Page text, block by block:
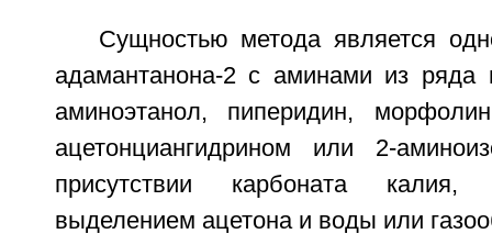
Сущностью метода является
адамантанона-2 с аминами из ряда
аминоэтанол, пиперидин,
ацетонциангидрином или 2-
присутствии карбоната калия,
выделением ацетона и воды или